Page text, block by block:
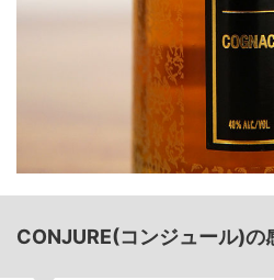
CONJURE(コンジュール)の